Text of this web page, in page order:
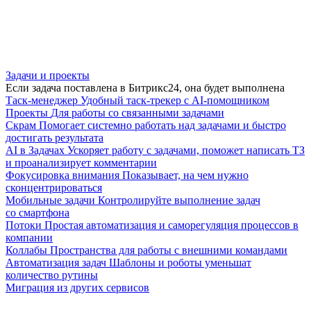
Задачи и проекты
Если задача поставлена в Битрикс24, она будет выполнена
Таск-менеджер Удобный таск-трекер с AI-помощником
Проекты Для работы со связанными задачами
Скрам Помогает системно работать над задачами и быстро
достигать результата
AI в Задачах Ускоряет работу с задачами, поможет написать ТЗ
и проанализирует комментарии
Фокусировка внимания Показывает, на чем нужно
сконцентрироваться
Мобильные задачи Контролируйте выполнение задач
со смартфона
Потоки Простая автоматизация и саморегуляция процессов в
компании
Коллабы Пространства для работы с внешними командами
Автоматизация задач Шаблоны и роботы уменьшат
количество рутины
Миграция из других сервисов